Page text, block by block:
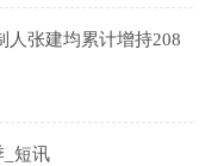
人张建均累计增持208
_短讯